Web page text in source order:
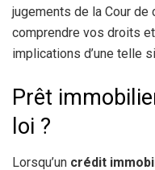
jugements de la Cour
comprendre vos droits
implications d’une telle
Prêt
loi ?
Lorsqu’un crédit